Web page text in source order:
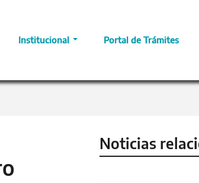
Institucional Portal de Trámites
Noticias